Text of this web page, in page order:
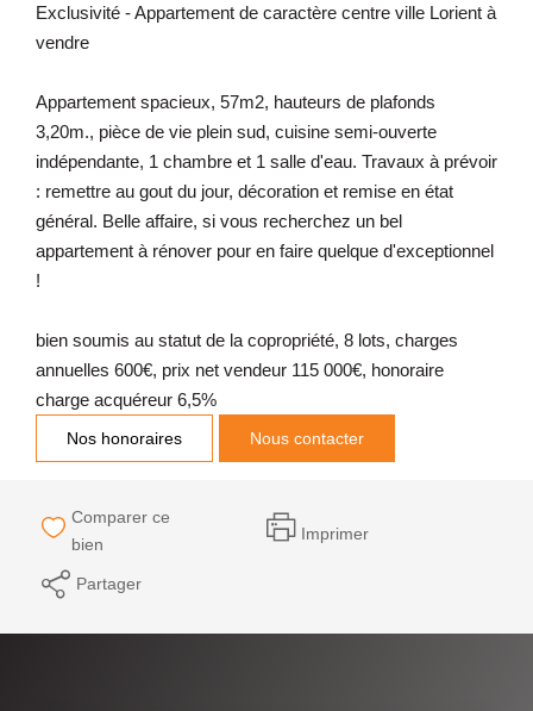
Exclusivité - Appartement de caractère centre ville Lorient à
vendre
Appartement spacieux, 57m2, hauteurs de plafonds
3,20m., pièce de vie plein sud, cuisine semi-ouverte
indépendante, 1 chambre et 1 salle d'eau. Travaux à prévoir
: remettre au gout du jour, décoration et remise en état
général. Belle affaire, si vous recherchez un bel
appartement à rénover pour en faire quelque d'exceptionnel
!
bien soumis au statut de la copropriété, 8 lots, charges
annuelles 600€, prix net vendeur 115 000€, honoraire
charge acquéreur 6,5%
Nos honoraires Nous contacter
Comparer ce
bien
Imprimer
Partager